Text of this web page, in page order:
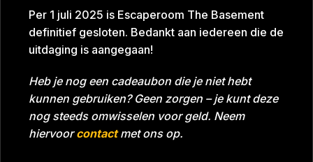
Per 1 juli 2025 is Escaperoom The Basement
definitief gesloten. Bedankt aan iedereen die de
uitdaging is aangegaan!
Heb je nog een cadeaubon die je niet hebt
kunnen gebruiken? Geen zorgen – je kunt deze
nog steeds omwisselen voor geld. Neem
hiervoorcontactmet ons op.